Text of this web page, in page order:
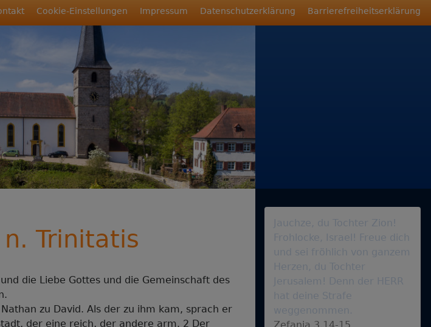
Cookie-Einstellungen Impressum Datenschutzerklärung Barrierefreiheitserklärung
Trinitatis
die Liebe Gottes und die Gemeinschaft des
zu David. Als der zu ihm kam, sprach er
der eine reich, der andere arm. 2 Der
Jauchze, du Tochter Zion!
Frohlocke, Israel! Freue dich
und sei fröhlich von ganzem
Herzen, du Tochter
Jerusalem! Denn der HERR
hat deine Strafe
weggenommen.